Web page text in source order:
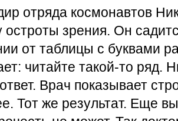
отряда космонавтов
остроты зрения. Он
от таблицы с буквами
читайте такой-то ряд.
Врач показывает
Тот же результат. Еще